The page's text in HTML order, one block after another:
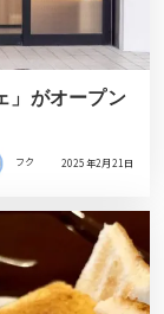
」がオープン
フク 2025年2月21日